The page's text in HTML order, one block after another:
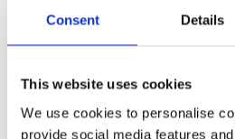
Consent Details
This website uses cookies
We use cookies to personalise
provide social media features
59,00KR
st